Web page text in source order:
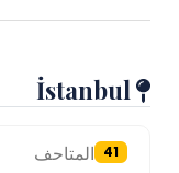
İstanbul
المتاحف 41